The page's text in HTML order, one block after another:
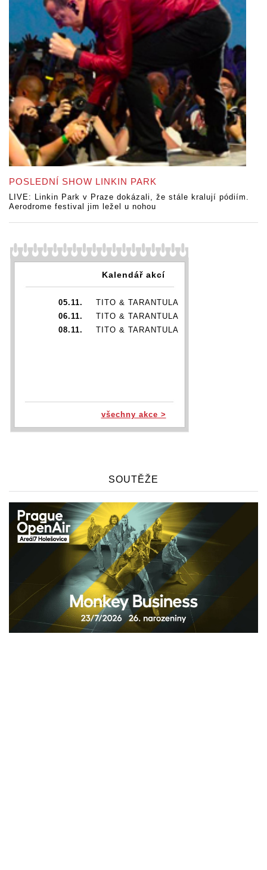
POSLEDNÍ SHOW LINKIN PARK
LIVE: Linkin Park v Praze dokázali, že stále kralují pódiím.
Aerodrome festival jim ležel u nohou
Kalendář akcí
05.11.
TITO & TARANTULA
06.11.
TITO & TARANTULA
08.11.
TITO & TARANTULA
všechny akce >
SOUTĚŽE